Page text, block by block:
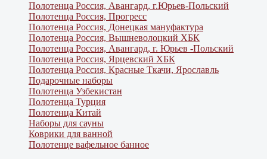
Полотенца Россия, Авангард, г.Юрьев-Польский
Полотенца Россия, Прогресс
Полотенца Россия, Донецкая мануфактура
Полотенца Россия, Вышневолоцкий ХБК
Полотенца Россия, Авангард, г. Юрьев -Польский
Полотенца Россия, Ярцевский ХБК
Полотенца Россия, Красные Ткачи, Ярославль
Подарочные наборы
Полотенца Узбекистан
Полотенца Турция
Полотенца Китай
Наборы для сауны
Коврики для ванной
Полотенце вафельное банное